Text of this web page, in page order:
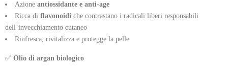
Azione antiossidante e anti-age
Ricca di flavonoidi che contrastano i radicali liberi responsabili
dell’invecchiamento cutaneo
Rinfresca, rivitalizza e protegge la pelle
✅ Olio di argan biologico